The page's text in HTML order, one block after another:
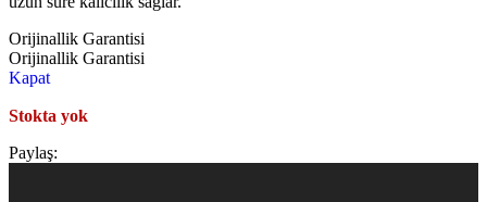
Orijinallik Garantisi
Orijinallik Garantisi
Kapat
Stokta yok
Paylaş: